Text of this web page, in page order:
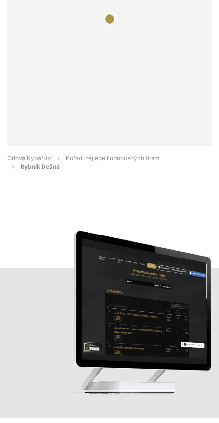
Orlové Rybářství
Pořadí nejlépe hodnocených firem.
Rybník Dešná